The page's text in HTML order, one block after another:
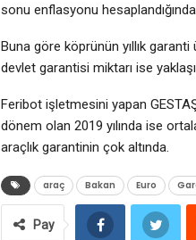
sonu enflasyonu
Buna göre köprünün yıllık
devlet garantisi miktarı ise
Feribot işletmesini yapan
dönem olan 2019 yılında ise
araçlık garantinin çok altında.
araç Bakan Euro
Pay